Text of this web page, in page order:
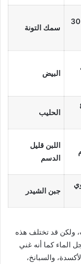
تحتوي على 30
سمك التونة
البيض
8
الحليب
اللبن قليل
الدسم
جبن الشيدر
ولكن قد تختلف هذه
الماء كما أنه غني
والسبانخ،